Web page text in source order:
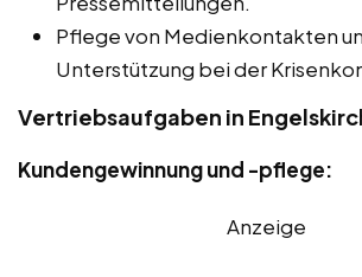
Pflege von Medienkontakten
Unterstützung bei der
Vertriebsaufgaben in
Kundengewinnung und -pflege:
Anzeige